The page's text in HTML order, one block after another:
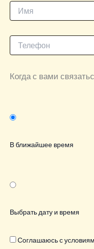
Когда с вами
В ближайшее время
Выбрать дату и время
Соглашаюсь с